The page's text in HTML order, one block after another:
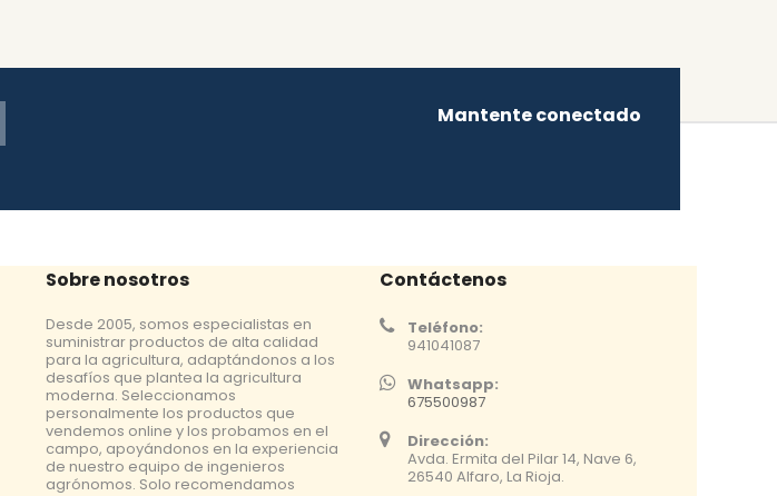
Mantente conectado
Sobre nosotros
Desde 2005, somos especialistas en
suministrar productos de alta calidad
para la agricultura, adaptándonos a los
desafíos que plantea la agricultura
moderna. Seleccionamos
personalmente los productos que
vendemos online y los probamos en el
campo, apoyándonos en la experiencia
de nuestro equipo de ingenieros
agrónomos. Solo recomendamos
Contáctenos
Teléfono:
941041087
Whatsapp:
675500987
Dirección:
Avda. Ermita del Pilar 14, Nave 6,
26540 Alfaro, La Rioja.